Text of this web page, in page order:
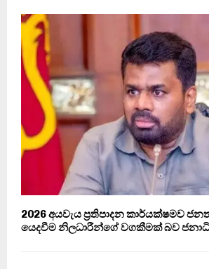
2026 අයවැය ප්‍රතිපාදන කාර්යක්ෂමව
යෙදවීම නිලධාරීන්ගේ වගකීමක් බව